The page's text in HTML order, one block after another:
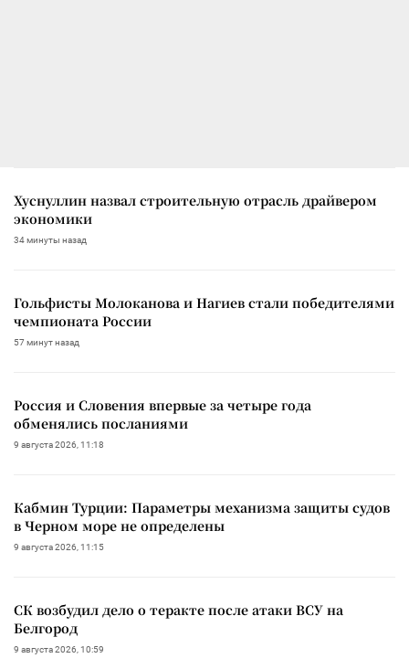
Хуснуллин назвал строительную отрасль драйвером
экономики
34 минуты назад
Гольфисты Молоканова и Нагиев стали победителями
чемпионата России
57 минут назад
Россия и Словения впервые за четыре года
обменялись посланиями
9 августа 2026, 11:18
Кабмин Турции: Параметры механизма защиты судов
в Черном море не определены
9 августа 2026, 11:15
СК возбудил дело о теракте после атаки ВСУ на
Белгород
9 августа 2026, 10:59